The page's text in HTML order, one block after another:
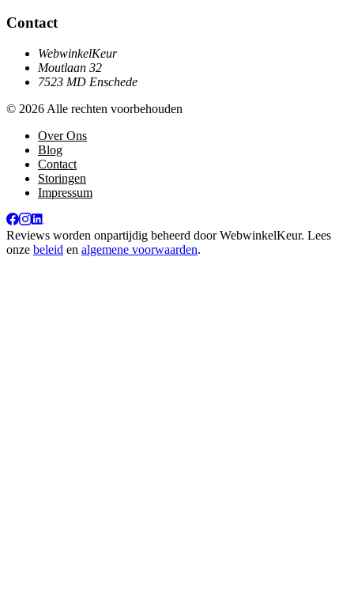
Contact
WebwinkelKeur
Moutlaan 32
7523 MD Enschede
© 2026 Alle rechten voorbehouden
Over Ons
Blog
Contact
Storingen
Impressum
Reviews worden onpartijdig beheerd doorWebwinkelKeur. Lees
onze beleid en algemene voorwaarden.